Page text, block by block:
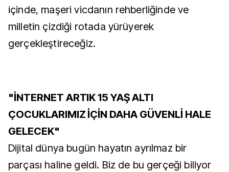
içinde, maşeri vicdanın rehberliğinde ve
milletin çizdiği rotada yürüyerek
gerçekleştireceğiz.
"İNTERNET ARTIK 15 YAŞ ALTI
ÇOCUKLARIMIZ İÇİN DAHA GÜVENLİ HALE
GELECEK"
Dijital dünya bugün hayatın ayrılmaz bir
parçası haline geldi. Biz de bu gerçeği biliyor